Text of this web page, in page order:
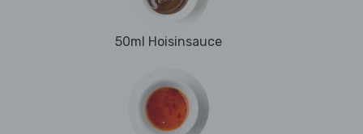
50ml Hoisinsauce